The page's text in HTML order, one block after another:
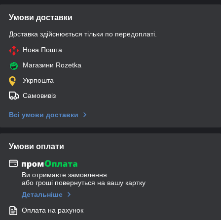
Умови доставки
Доставка здійснюється тільки по передоплаті.
Нова Пошта
Магазини Rozetka
Укрпошта
Самовивіз
Всі умови доставки
Умови оплати
Ви отримаєте замовлення
або гроші повернуться на вашу картку
Детальніше
Оплата на рахунок